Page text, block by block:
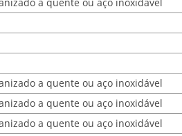
a quente ou aço inoxidável
a quente ou aço inoxidável
a quente ou aço inoxidável